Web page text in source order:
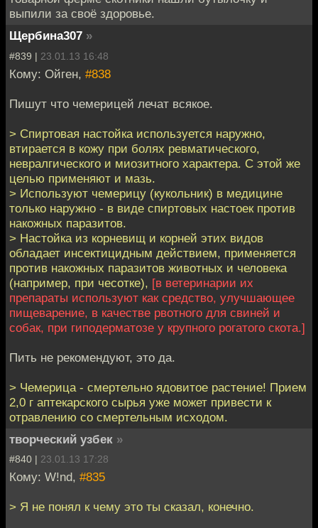
выпили за своё здоровье.
Щербина307 »
#839 | 23.01.13 16:48
Кому: Ойген, #838
Пишут что чемерицей лечат всякое.
> Спиртовая настойка используется наружно,
втирается в кожу при болях ревматического,
невралгического и миозитного характера. С этой же
целью применяют и мазь.
> Используют чемерицу (кукольник) в медицине
только наружно - в виде спиртовых настоек против
накожных паразитов.
> Настойка из корневищ и корней этих видов
обладает инсектицидным действием, применяется
против накожных паразитов животных и человека
(например, при чесотке), [в ветеринарии их
препараты используют как средство, улучшающее
пищеварение, в качестве рвотного для свиней и
собак, при гиподерматозе у крупного рогатого скота.]
Пить не рекомендуют, это да.
> Чемерица - смертельно ядовитое растение! Прием
2,0 г аптекарского сырья уже может привести к
отравлению со смертельным исходом.
творческий узбек »
#840 | 23.01.13 17:28
Кому: W!nd, #835
> Я не понял к чему это ты сказал, конечно.